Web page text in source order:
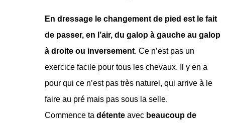
En dressage le changement de pied est le fait
de passer, en l’air, du galop à gauche au galop
à droite ou inversement. Ce n’est pas un
exercice facile pour tous les chevaux. Il y en a
pour qui ce n’est pas très naturel, qui arrive à le
faire au pré mais pas sous la selle.
Commence ta détenteavec beaucoup de